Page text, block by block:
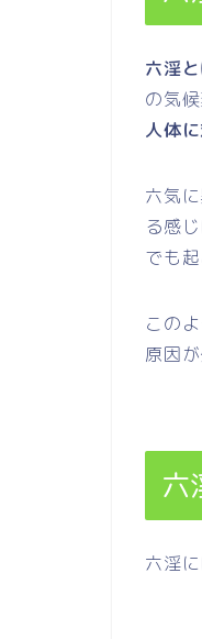
六淫
の気
人体
六気
る感
でも起
この
原因
六
六淫